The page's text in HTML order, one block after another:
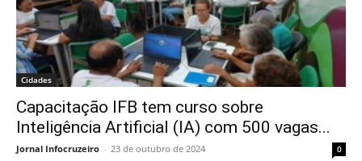
Cidades
Capacitação IFB tem curso sobre
Inteligência Artificial (IA) com 500 vagas...
Jornal Infocruzeiro - 23 de outubro de 2024 0